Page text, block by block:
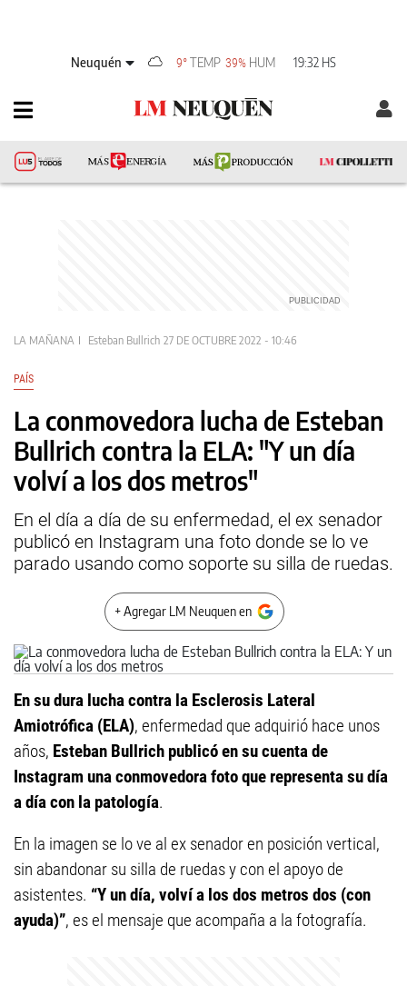
Neuquén 9°TEMP 39% HUM 19:32 HS
LA MAÑANA Esteban Bullrich 27 DE OCTUBRE 2022 - 10:46
PAÍS
La conmovedora lucha de Esteban
Bullrich contra la ELA: "Y un día
volví a los dos metros"
En el día a día de su enfermedad, el ex senador
publicó en Instagram una foto donde se lo ve
parado usando como soporte su silla de ruedas.
+ Agregar LM Neuquen en
En su dura lucha contra la Esclerosis Lateral
Amiotrófica (ELA), enfermedad que adquirió hace unos
años, Esteban Bullrich publicó en su cuenta de
Instagram una conmovedora foto que representa su día
a día con la patología.
En la imagen se lo ve al ex senador en posición vertical,
sin abandonar su silla de ruedas y con el apoyo de
asistentes. “Y un día, volví a los dos metros dos (con
ayuda)”, es el mensaje que acompaña a la fotografía.